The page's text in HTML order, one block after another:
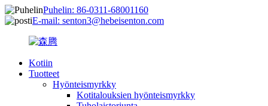
Puhelin: 86-0311-68001160
E-mail: senton3@hebeisenton.com
Kotiin
Tuotteet
Hyönteismyrkky
Kotitalouksien hyönteismyrkky